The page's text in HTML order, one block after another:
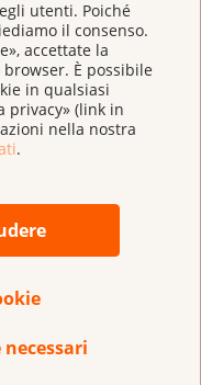
utenti. Poiché
il consenso.
accettate la
È possibile
in qualsiasi
privacy» (link in
nella nostra
.
una diminuzione
E su questo
da parte della
nuova legge sui
Consiglio
misure incisive
dei
importante per